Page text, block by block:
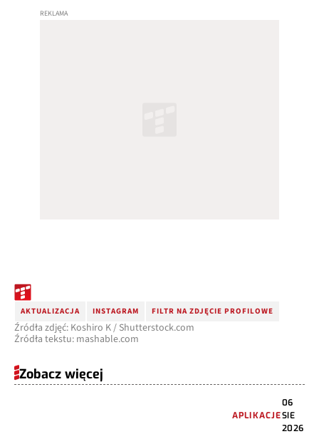
AKTUALIZACJA INSTAGRAM FILTR NA ZDJĘCIE PROFILOWE
Źródła zdjęć: Koshiro K / Shutterstock.com
Źródła tekstu: mashable.com
Zobacz więcej
APLIKACJE
06
SIE
2026